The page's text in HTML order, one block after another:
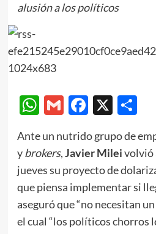
alusión a los políticos
WhatsApp
GmailX
Ante un nutrido grupo de
ybrokers,Javier Mileivolvió
jueves su proyecto de
que piensa implementar si
aseguró que “no necesitan
el cual “los políticos chorros